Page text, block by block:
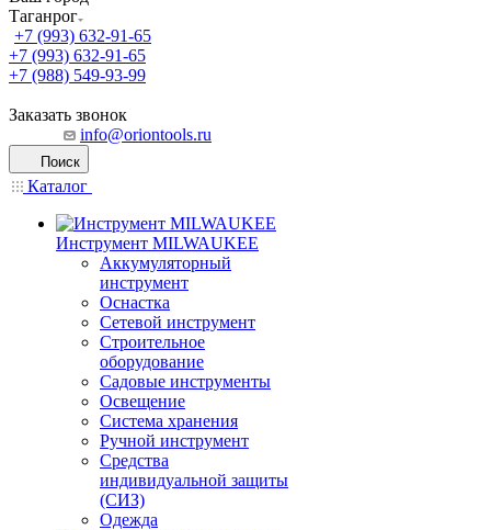
Таганрог
+7 (993) 632-91-65
+7 (993) 632-91-65
+7 (988) 549-93-99
Заказать звонок
info@oriontools.ru
Поиск
Каталог
Инструмент MILWAUKEE
Аккумуляторный
инструмент
Оснастка
Сетевой инструмент
Строительное
оборудование
Садовые инструменты
Освещение
Система хранения
Ручной инструмент
Средства
индивидуальной защиты
(СИЗ)
Одежда